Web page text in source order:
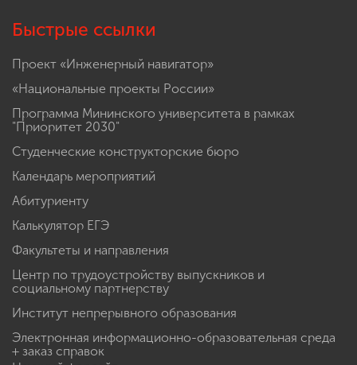
Быстрые ссылки
Проект «Инженерный навигатор»
«Национальные проекты России»
Программа Мининского университета в рамках
"Приоритет 2030"
Студенческие конструкторские бюро
Календарь мероприятий
Абитуриенту
Калькулятор ЕГЭ
Факультеты и направления
Центр по трудоустройству выпускников и
социальному партнерству
Институт непрерывного образования
Электронная информационно-образовательная среда
+ заказ справок